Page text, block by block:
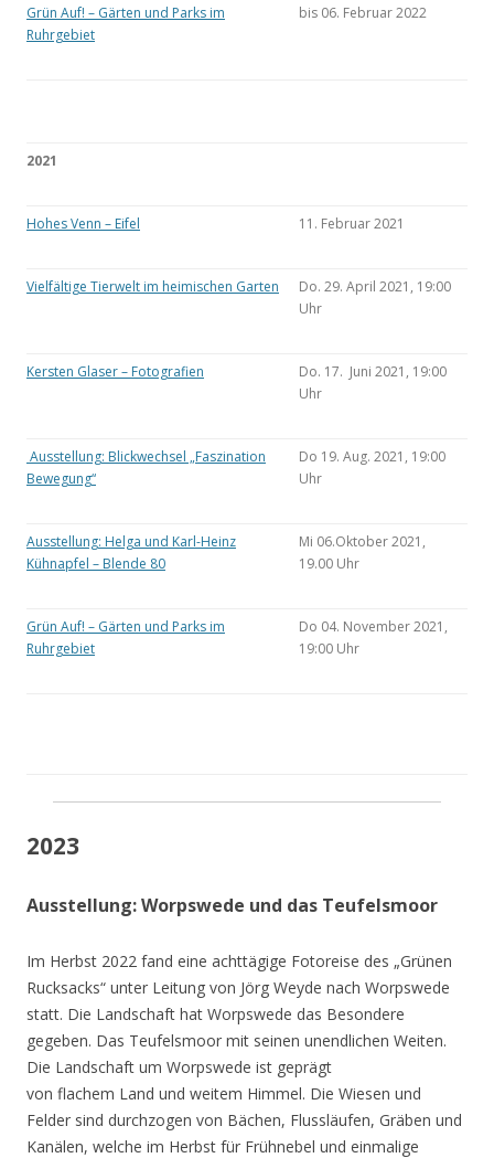
Grün Auf! – Gärten und Parks im
Ruhrgebiet
bis 06. Februar 2022
2021
Hohes Venn – Eifel 11. Februar 2021
Vielfältige Tierwelt im heimischen Garten
Do. 29. April 2021, 19:00
Uhr
Kersten Glaser – Fotografien
Do. 17. Juni 2021, 19:00
Uhr
Ausstellung: Blickwechsel „Faszination
Bewegung“
Do 19. Aug. 2021, 19:00
Uhr
Ausstellung: Helga und Karl-Heinz
Kühnapfel – Blende 80
Mi 06.Oktober 2021,
19.00 Uhr
Grün Auf! – Gärten und Parks im
Ruhrgebiet
Do 04. November 2021,
19:00 Uhr
2023
Ausstellung: Worpswede und das Teufelsmoor
Im Herbst 2022 fand eine achttägige Fotoreise des „Grünen
Rucksacks“ unter Leitung von Jörg Weyde nach Worpswede
statt. Die Landschaft hat Worpswede das Besondere
gegeben. Das Teufelsmoor mit seinen unendlichen Weiten.
Die Landschaft um Worpswede ist geprägt
von flachem Land und weitem Himmel. Die Wiesen und
Felder sind durchzogen von Bächen, Flussläufen, Gräben und
Kanälen, welche im Herbst für Frühnebel und einmalige